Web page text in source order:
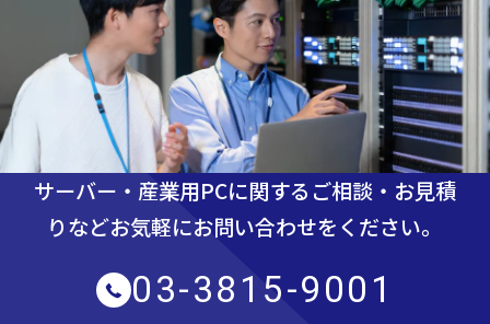
サーバー・産業用PCに関するご相談・お見積
りなどお気軽にお問い合わせをください。
03-3815-9001